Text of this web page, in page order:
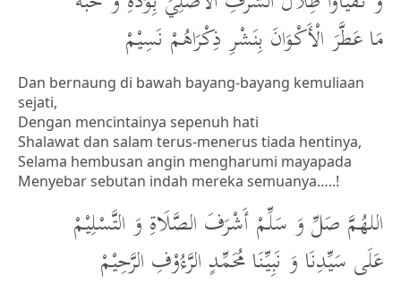
مَا عَطَّرَ الْأَكْوَانَ بِنَشْرِ ذِكْرَاهُمْ نَسِيْمْ
Dan bernaung di bawah bayang-bayang kemuliaan
sejati,
Dengan mencintainya sepenuh hati
Shalawat dan salam terus-menerus tiada hentinya,
Selama hembusan angin mengharumi mayapada
Menyebar sebutan indah mereka semuanya…..!
اللهُمَّ صَلِّ وَ سَلِّمْ أَشْرَفَ الصَّلَاةِ وَ التَّسْلِيْمْ
عَلَى سَيِّدِنَا وَ نَبِيِّنَا مُحَمِّدٍ الرَّءُوْفِ الرَّحِيْمْ